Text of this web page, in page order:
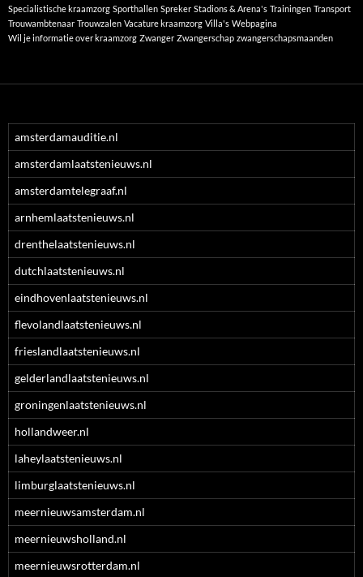
Specialistische kraamzorg Sporthallen Spreker Stadions & Arena's Trainingen Transport
Trouwambtenaar Trouwzalen Vacature kraamzorg Villa's Webpagina
Wil je informatie over kraamzorg Zwanger Zwangerschap zwangerschapsmaanden
amsterdamauditie.nl
amsterdamlaatstenieuws.nl
amsterdamtelegraaf.nl
arnhemlaatstenieuws.nl
drenthelaatstenieuws.nl
dutchlaatstenieuws.nl
eindhovenlaatstenieuws.nl
flevolandlaatstenieuws.nl
frieslandlaatstenieuws.nl
gelderlandlaatstenieuws.nl
groningenlaatstenieuws.nl
hollandweer.nl
laheylaatstenieuws.nl
limburglaatstenieuws.nl
meernieuwsamsterdam.nl
meernieuwsholland.nl
meernieuwsrotterdam.nl